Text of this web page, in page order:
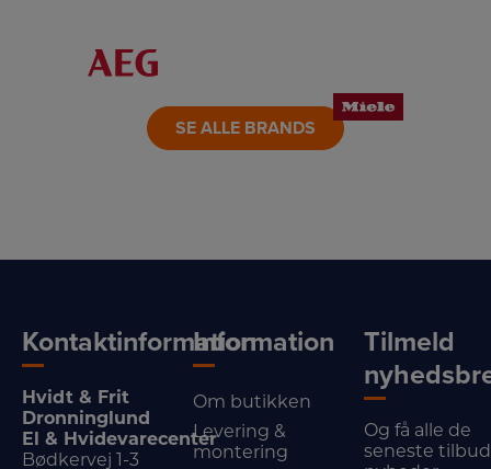
LINK
SE ALLE BRANDS
Kontaktinformation
Hvidt & Frit
Dronninglund
El & Hvidevarecenter
Bødkervej 1-3
Information
Om butikken
Levering &
montering
Tilmeld
Og få alle de
seneste